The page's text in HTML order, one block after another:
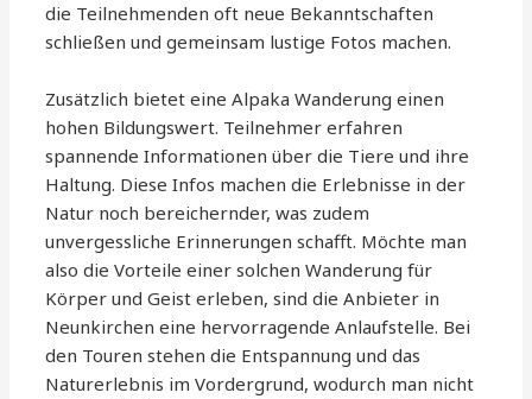
die Teilnehmenden oft neue Bekanntschaften
schließen und gemeinsam lustige Fotos machen.
Zusätzlich bietet eine Alpaka Wanderung einen
hohen Bildungswert. Teilnehmer erfahren
spannende Informationen über die Tiere und ihre
Haltung. Diese Infos machen die Erlebnisse in der
Natur noch bereichernder, was zudem
unvergessliche Erinnerungen schafft. Möchte man
also die Vorteile einer solchen Wanderung für
Körper und Geist erleben, sind die Anbieter in
Neunkirchen eine hervorragende Anlaufstelle. Bei
den Touren stehen die Entspannung und das
Naturerlebnis im Vordergrund, wodurch man nicht